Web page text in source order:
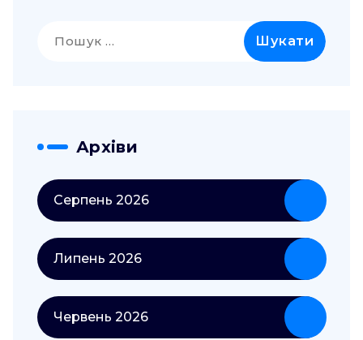
Архіви
Серпень 2026
Липень 2026
Червень 2026